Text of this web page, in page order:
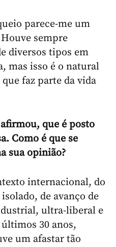
parece-me um
sempre
diversos tipos em
mas isso é o natural
faz parte da vida
que é posto
Como é que se
sua opinião?
internacional, do
de avanço de
ultra-liberal e
30 anos,
um afastar tão